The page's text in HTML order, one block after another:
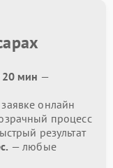
20 мин —
онлайн
процесс
результат
— любые